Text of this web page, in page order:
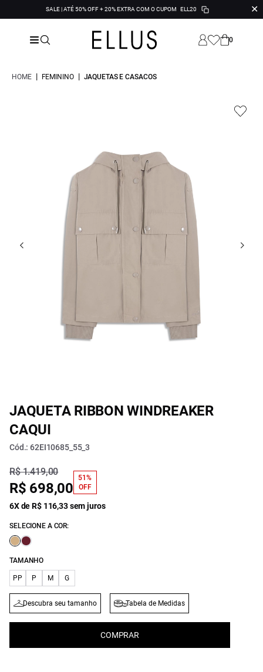
SALE | ATÉ 50% OFF + 20% EXTRA COM O CUPOM ELL20 ✕
0
HOME | FEMININO | JAQUETAS E CASACOS
JAQUETA RIBBON WINDREAKER
CAQUI
Cód.: 62EI10685_55_3
R$ 1.419,00
R$ 698,00
51%
OFF
6X de R$ 116,33 sem juros
SELECIONE A COR:
TAMANHO
PP P M G
Descubra seu tamanho Tabela de Medidas
COMPRAR